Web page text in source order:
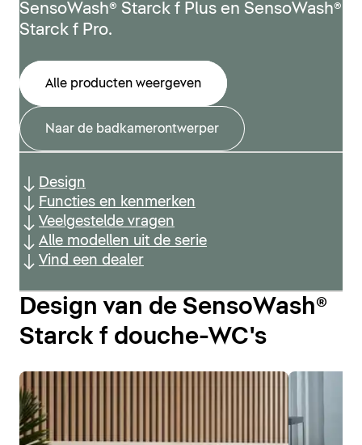
SensoWash® Starck f Plus en SensoWash®
Starck f Pro.
Alle producten weergeven
Naar de badkamerontwerper
Design
Functies en kenmerken
Veelgestelde vragen
Alle modellen uit de serie
Vind een dealer
Design van de SensoWash®
Starck f douche-WC's